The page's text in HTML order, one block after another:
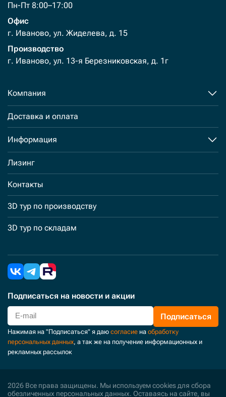
Пн-Пт 8:00–17:00
Офис
г. Иваново, ул. Жиделева, д. 15
Производство
г. Иваново, ул. 13-я Березниковская, д. 1г
Компания
Доставка и оплата
Информация
Лизинг
Контакты
3D тур по производству
3D тур по складам
Подписаться на новости и акции
Подписаться
Нажимая на "Подписаться" я даю согласие на обработку
персональных данных, а так же на получение информационных и
рекламных рассылок
2026 Все права защищены. Мы используем cookies для сбора
обезличенных персональных данных. Оставаясь на сайте, вы